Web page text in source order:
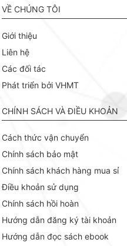
VỀ CHÚNG TÔI
Giới thiệu
Liên hệ
Các đối tác
Phát triển bởi VHMT
CHÍNH SÁCH VÀ ĐIỀU KHOẢN
Cách thức vận chuyển
Chính sách bảo mật
Chính sách khách hàng mua sỉ
Điều khoản sử dụng
Chính sách hồi hoàn
Hướng dẫn đăng ký tài khoản
Hướng dẫn đọc sách ebook